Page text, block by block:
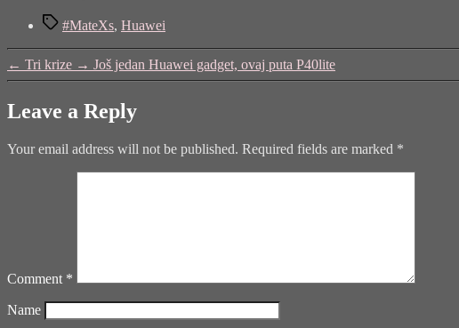
"Huawei
Xs
(mali
osvrt
na
ovaj
Tags#MateXs, Huawei
← Tri krize → Još jedan Huawei gadget, ovaj puta P40lite
Leave a Reply
Your email address will not be published. Required fields are marked *
Comment *
Name